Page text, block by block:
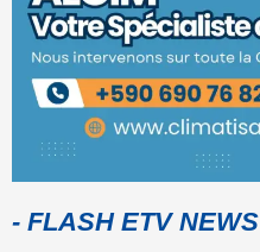
- FLASH ETV NEWS